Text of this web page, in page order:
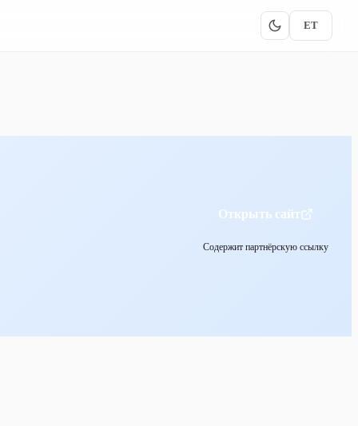
ET
Открыть сайт
Содержит партнёрскую ссылку